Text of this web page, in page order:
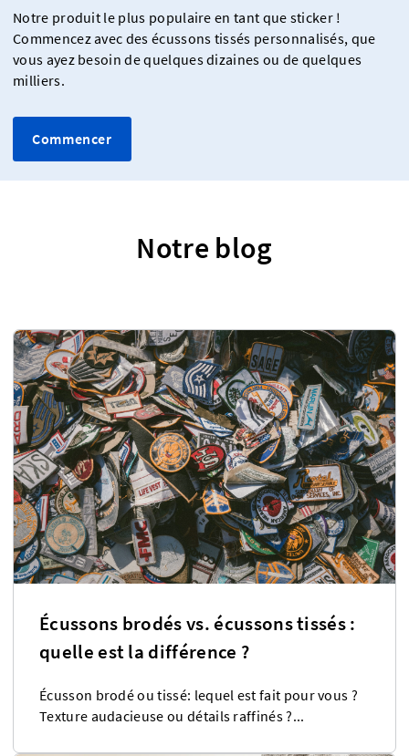
Notre produit le plus populaire en tant que sticker !
Commencez avec des écussons tissés personnalisés, que
vous ayez besoin de quelques dizaines ou de quelques
milliers.
Commencer
Notre blog
Écussons brodés vs. écussons tissés :
quelle est la différence ?
Écusson brodé ou tissé: lequel est fait pour vous ?
Texture audacieuse ou détails raffinés ?...